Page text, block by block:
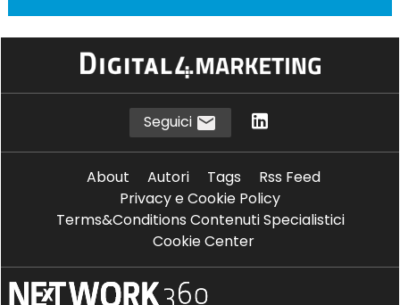
Seguici
About Autori Tags
Rss Feed
Privacy e Cookie Policy
Terms&Conditions Contenuti Specialistici
Cookie Center